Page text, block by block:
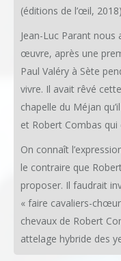
(éditions de l’œil,
Jean-Luc Parant
œuvre, après une
Paul Valéry à Sète
vivre. Il avait rêvé
chapelle du Méjan
et Robert Combas
On connaît
le contraire que
proposer. Il faudrait
« faire cavaliers-
chevaux de Robert
attelage hybride des